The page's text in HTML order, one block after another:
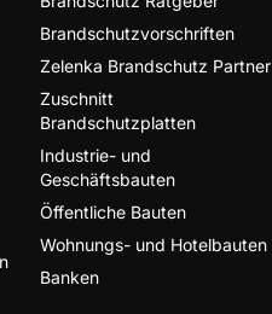
Brandschutzvorschriften
Zelenka Brandschutz Partner
Zuschnitt
Brandschutzplatten
Industrie- und
Geschäftsbauten
Öffentliche Bauten
Wohnungs- und Hotelbauten
Banken